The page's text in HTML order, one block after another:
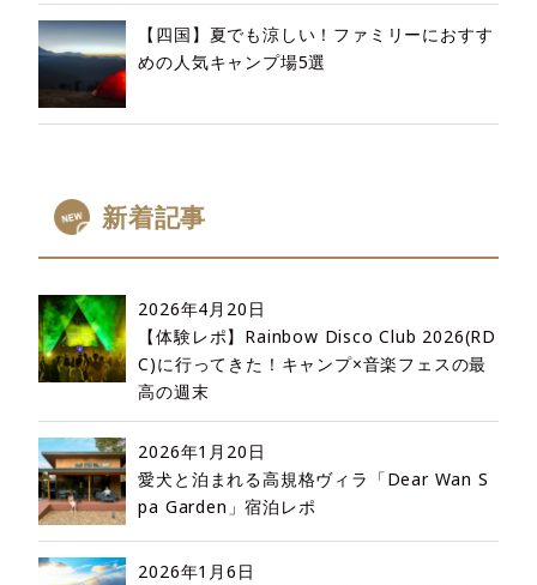
【四国】夏でも涼しい！ファミリーにおすす
めの人気キャンプ場5選
新着記事
2026年4月20日
【体験レポ】Rainbow Disco Club 2026(RD
C)に行ってきた！キャンプ×音楽フェスの最
高の週末
2026年1月20日
愛犬と泊まれる高規格ヴィラ「Dear Wan S
pa Garden」宿泊レポ
2026年1月6日